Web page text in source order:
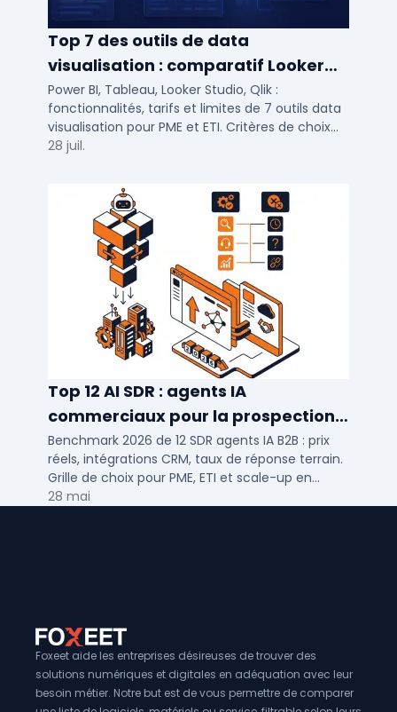
Top 7 des outils de data
visualisation : comparatif Looker
Studio, Tableau vs Power BI et
autres
Power BI, Tableau, Looker Studio, Qlik :
fonctionnalités, tarifs et limites de 7 outils data
visualisation pour PME et ETI. Critères de choix
selon votre SI et vos cas d'usage.
28 juil.
Top 12 AI SDR : agents IA
commerciaux pour la prospection
2026
Benchmark 2026 de 12 SDR agents IA B2B : prix
réels, intégrations CRM, taux de réponse terrain.
Grille de choix pour PME, ETI et scale-up en
prospection automatisée.
28 mai
Foxeet aide les entreprises désireuses de trouver des
solutions numériques et digitales en adéquation avec leur
besoin métier. Notre but est de vous permettre de comparer